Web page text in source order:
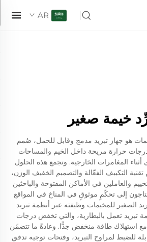
AR
خيمة صغير
هو جهاز تبريد مدمج وقابل للحمل، صُمم
حرارة مريحة داخل الخيم والمساحات
أثناء المغامرات الخارجية. وتجمع هذه الحلول
تقنية التكييف الفعّالة والتصميم الخفيف الوزن،
والعاملين في الأماكن المفتوحة والباحثين
إلى تحكّمٍ موثوقٍ في المناخ في المواقع
الصغير للمخيمات وظيفته عبر أنظمة تبريد
تبريد تعمل بالبطارية، والتي تخفض درجات
مع استهلاك طاقة منخفض جدًّا. وعادةً ما تتضمّن
للضبط لمراوح التبريد، وفتحات توجيه تدفق